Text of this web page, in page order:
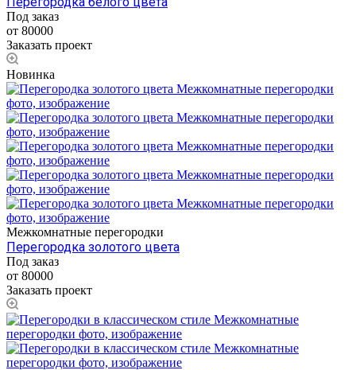
Под заказ
от 80000
Заказать проект
Новинка
Межкомнатные перегородки
Перегородка золотого цвета
Под заказ
от 80000
Заказать проект